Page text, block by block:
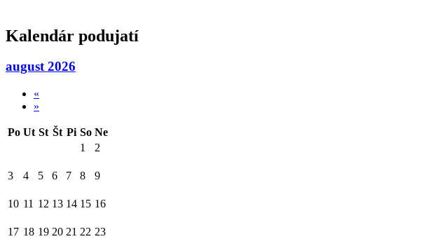
Kalendár podujatí
august 2026
«
»
Po Ut St Št Pi So Ne
1
2
3 4 5 6 7 8 9
10 11 12 13 14 15 16
17 18 19 20 21 22 23